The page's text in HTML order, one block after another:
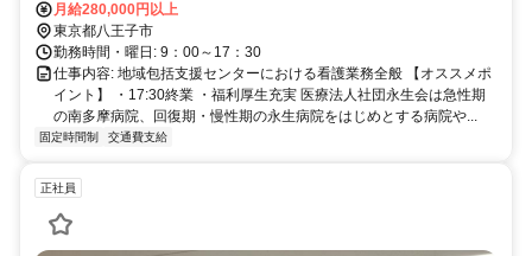
月給280,000円以上
東京都八王子市
勤務時間・曜日: 9：00～17：30
仕事内容: 地域包括支援センターにおける看護業務全般 【オススメポ
イント】 ・17:30終業 ・福利厚生充実 医療法人社団永生会は急性期
の南多摩病院、回復期・慢性期の永生病院をはじめとする病院や...
固定時間制 交通費支給
正社員